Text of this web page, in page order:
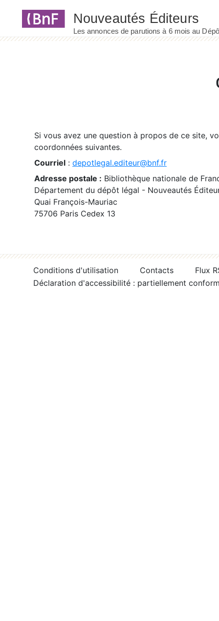
Si vous avez une question à propos de ce site,
coordonnées suivantes.
Courriel : depotlegal.editeur@bnf.fr
Adresse postale : Bibliothèque nationale de
Département du dépôt légal - Nouveautés
Quai François-Mauriac
75706 Paris Cedex 13
Conditions d'utilisation Contacts
Flux
Déclaration d'accessibilité : partiellement